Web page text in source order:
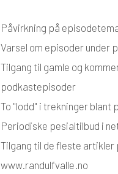
Påvirkning på
Varsel om episoder under
Tilgang til gamle og
podkastepisoder
To "lodd" i trekninger blant
Periodiske pesialtilbud i
Tilgang til de fleste artikler
www.randulfvalle.no